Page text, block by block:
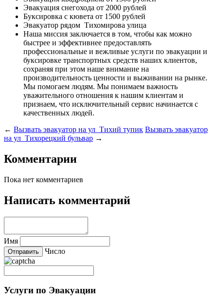
Эвакуация снегохода от 2000 рублей
Буксировка с кювета от 1500 рублей
Эвакуатор рядом Тихомирова улица
Наша миссия заключается в том, чтобы как можно
быстрее и эффективнее предоставлять
профессиональные и вежливые услуги по эвакуации и
буксировке транспортных средств наших клиентов,
сохраняя при этом наше внимание на
производительность ценности и выживании на рынке.
Мы помогаем людям. Мы понимаем важность
уважительного отношения к нашим клиентам и
признаем, что исключительный сервис начинается с
качественных людей.
← Вызвать эвакуатор на ул Тихий тупик Вызвать эвакуатор
на ул Тихорецкий бульвар →
Комментарии
Пока нет комментариев
Написать комментарий
Имя
Число
Услуги по Эвакуации